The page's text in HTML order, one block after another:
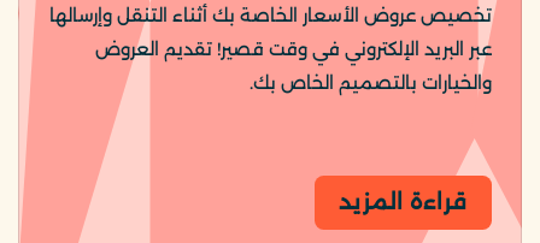
تخصيص عروض الأسعار الخاصة بك أثناء التنقل وإرسالها
عبر البريد الإلكتروني في وقت قصير! تقديم العروض
والخيارات بالتصميم الخاص بك.
قراءة المزيد